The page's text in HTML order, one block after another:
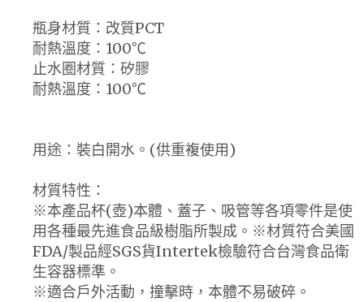
瓶身材質：改質PCT
耐熱溫度：100℃
止水圈材質：矽膠
耐熱溫度：100℃
用途：裝白開水。(供重複使用)
材質特性：
※本產品杯(壺)本體、蓋子、吸管等各項零件是使
用各種最先進食品級樹脂所製成。※材質符合美國
FDA/製品經SGS貨Intertek檢驗符合台灣食品衛
生容器標準。
※適合戶外活動，撞擊時，本體不易破碎。